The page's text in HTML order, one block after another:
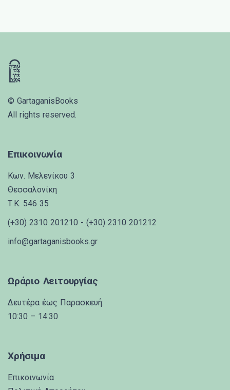
© GartaganisBooks
All rights reserved.
Επικοινωνία
Κων. Μελενίκου 3
Θεσσαλονίκη
Τ.Κ. 546 35
(+30) 2310 201210 - (+30) 2310 201212
info@gartaganisbooks.gr
Ωράριο Λειτουργίας
Δευτέρα έως Παρασκευή:
10:30 – 14:30
Χρήσιμα
Επικοινωνία